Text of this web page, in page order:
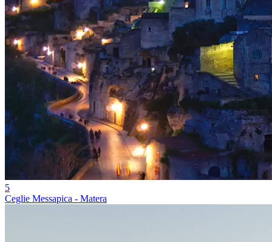
5
Ceglie Messapica - Matera